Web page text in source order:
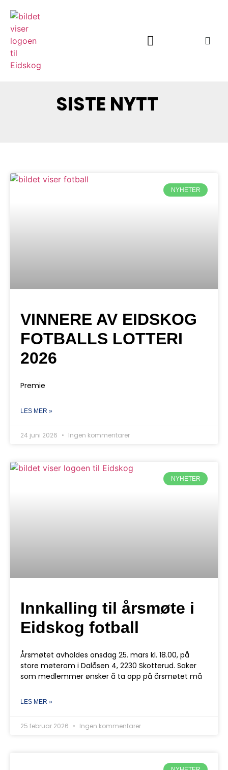
SISTE NYTT
NYHETER
VINNERE AV EIDSKOG
FOTBALLS LOTTERI
2026
Premie
LES MER »
24 juni 2026 Ingen kommentarer
NYHETER
Innkalling til årsmøte i
Eidskog fotball
Årsmøtet avholdes onsdag 25. mars kl. 18.00, på
store møterom i Dalåsen 4, 2230 Skotterud. Saker
som medlemmer ønsker å ta opp på årsmøtet må
LES MER »
25 februar 2026 Ingen kommentarer